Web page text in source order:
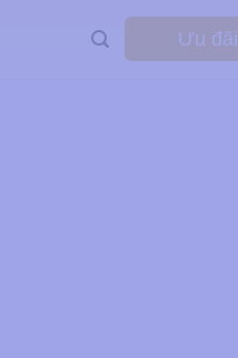
Ưu đãi